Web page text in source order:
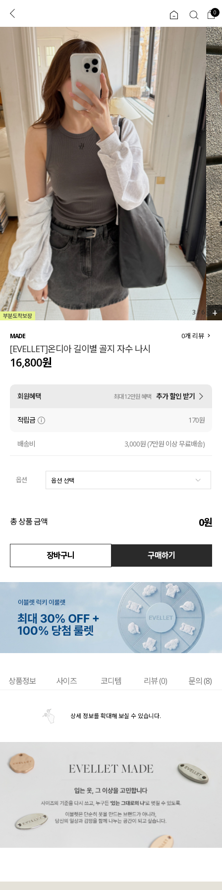
로그인 0
리뷰 & 혜택 플러스핏 입
CATEGORY COMMUNITY
도착보장⚡
인플루언서 pick!
신상 5%
베스트
MADE
세트할인 ~30%
하객룩
살안타템
110사이즈
티셔츠
셔츠
원피스
니트
ALL
익스클루시브
아우터
티셔츠
니트
팬츠
스커트
언더웨어
0
3/ 6 +
MADE
[EVELLET]온디아 길이별 골지 자수 나시
0개 리뷰
16,800원
회원혜택 최대 12만원 혜택 추가 할인 받기
적립금 170원
배송비 3,000원 (7만원 이상 무료배송)
옵션
총 상품 금액 0원
장바구니 구매하기
상품정보 사이즈 코디템 리뷰 (0) 문의 (8)
상세 정보를 확대해 보실 수 있습니다.